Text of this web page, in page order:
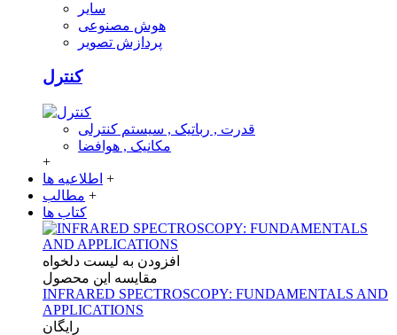
سایر
هوش مصنوعی
پردازش تصویر
کنترل
قدرت , رباتیک , سیستم کنترلی
مکانیک , هوافضا
+
اطلاعیه ها +
مطالب +
کتاب ها
افزودن به لیست دلخواه
مقایسه این محصول
INFRARED SPECTROSCOPY: FUNDAMENTALS AND
APPLICATIONS
رایگان